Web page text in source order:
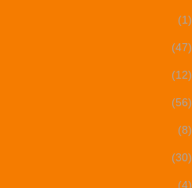
(1)
(47)
(12)
(56)
(8)
(30)
(4)